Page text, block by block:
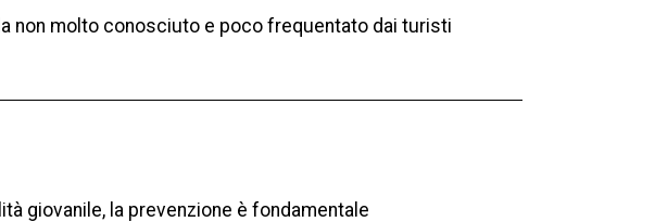
non molto conosciuto e poco frequentato dai turisti
giovanile, la prevenzione è fondamentale